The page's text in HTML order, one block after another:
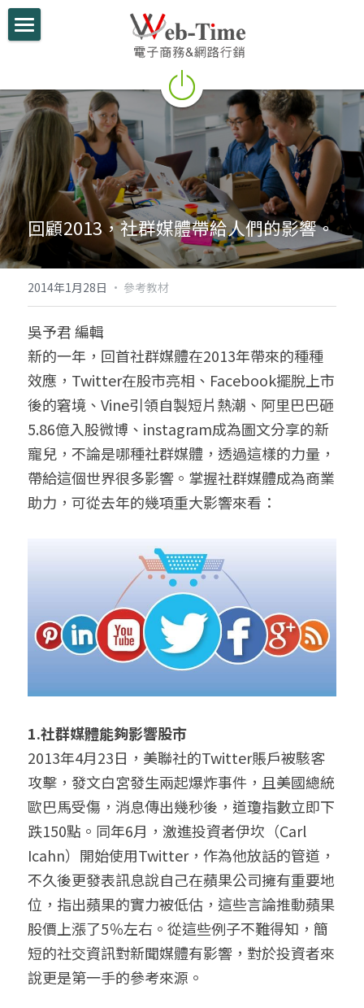
電商學堂
跨境電商
跨境行銷
微信行銷
網路開店
電商部落格
行動支付整合
跨境電商實績
聯絡我們
搜索
回顧2013，社群媒體帶給人們的影響。
2014年1月28日 · 參考教材
吳予君 編輯
新的一年，回首社群媒體在2013年帶來的種種
效應，Twitter在股市亮相、Facebook擺脫上市
後的窘境、Vine引領自製短片熱潮、阿里巴巴砸
5.86億入股微博、instagram成為圖文分享的新
寵兒，不論是哪種社群媒體，透過這樣的力量，
帶給這個世界很多影響。掌握社群媒體成為商業
助力，可從去年的幾項重大影響來看：
1.社群媒體能夠影響股市
2013年4月23日，美聯社的Twitter賬戶被駭客
攻擊，發文白宮發生兩起爆炸事件，且美國總統
歐巴馬受傷，消息傳出幾秒後，道瓊指數立即下
跌150點。同年6月，激進投資者伊坎（Carl
Icahn）開始使用Twitter，作為他放話的管道，
不久後更發表訊息說自己在蘋果公司擁有重要地
位，指出蘋果的實力被低估，這些言論推動蘋果
股價上漲了5％左右。從這些例子不難得知，簡
短的社交資訊對新聞媒體有影響，對於投資者來
說更是第一手的參考來源。